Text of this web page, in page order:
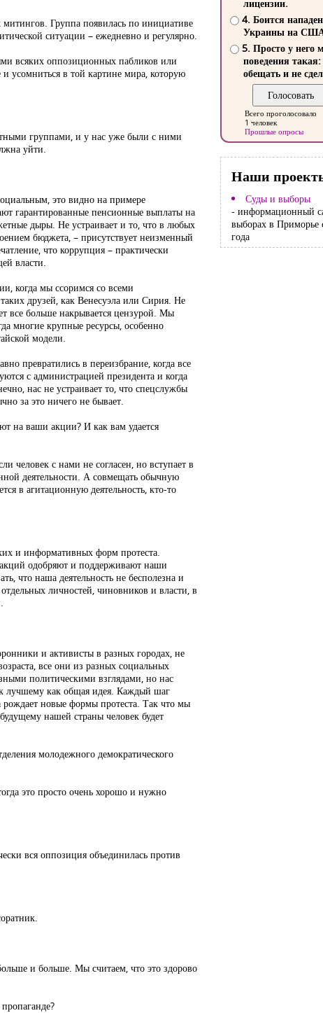
Группа появилась по инициативе
ситуации – ежедневно и регулярно.
всяких оппозиционных пабликов или
усомниться в той картине мира, которую
группами, и у нас уже были с ними
уйти.
это видно на примере
гарантированные пенсионные выплаты на
дыры. Не устраивает и то, что в любых
бюджета, – присутствует неизменный
что коррупция – практически
власти.
когда мы ссоримся со всеми
друзей, как Венесуэла или Сирия. Не
все больше накрывается цензурой. Мы
многие крупные ресурсы, особенно
модели.
превратились в переизбрание, когда все
с администрацией президента и когда
нас не устраивает то, что спецслужбы
за это ничего не бывает.
на ваши акции? И как вам удается
человек с нами не согласен, но вступает в
деятельности. А совмещать обычную
в агитационную деятельность, кто-то
и информативных форм протеста.
одобряют и поддерживают наши
что наша деятельность не бесполезна и
личностей, чиновников и власти, в
и активисты в разных городах, не
все они из разных социальных
политическими взглядами, но нас
лучшему как общая идея. Каждый шаг
новые формы протеста. Так что мы
нашей страны человек будет
молодежного демократического
это просто очень хорошо и нужно
вся оппозиция объединилась против
и больше. Мы считаем, что это здорово
лицензии.
4. Боится
Украины на
5. Просто у него
поведения такая:
обещать и не
Всего проголосовало
1 человек
Прошлые опросы
Наши
Суды и выборы
- информационный
выборах в Приморье
года